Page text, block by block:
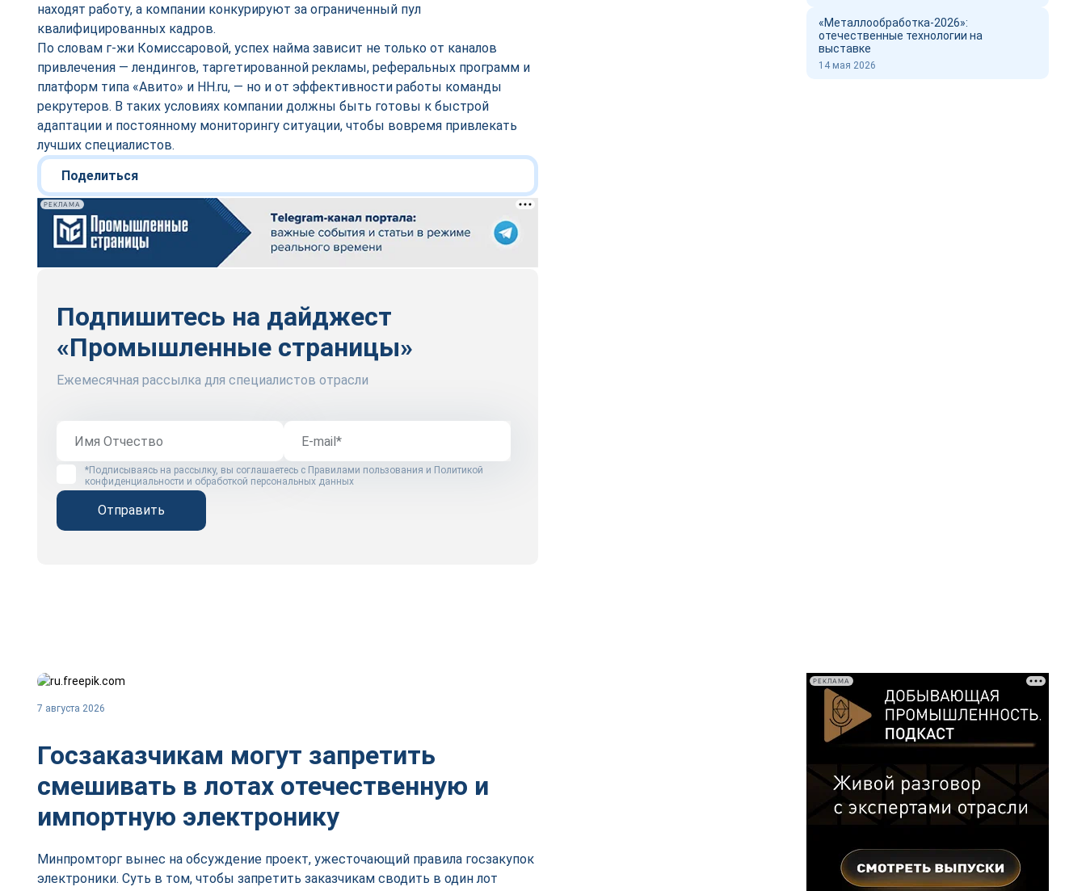
находят работу, а компании конкурируют за ограниченный пул
квалифицированных кадров.
По словам г-жи Комиссаровой, успех найма зависит не только от каналов
привлечения — лендингов, таргетированной рекламы, реферальных программ и
платформ типа «Авито» и НН.ru, — но и от эффективности работы команды
рекрутеров. В таких условиях компании должны быть готовы к быстрой
адаптации и постоянному мониторингу ситуации, чтобы вовремя привлекать
лучших специалистов.
Поделиться
РЕКЛАМА
Подпишитесь на дайджест
«Промышленные страницы»
Ежемесячная рассылка для специалистов отрасли
*Подписываясь на рассылку, вы соглашаетесь с Правилами пользования и Политикой
конфиденциальности и обработкой персональных данных
Отправить
«Металлообработка-2026»:
отечественные технологии на
выставке
14 мая 2026
7 августа 2026
Госзаказчикам могут запретить
смешивать в лотах отечественную и
импортную электронику
Минпромторг вынес на обсуждение проект, ужесточающий правила госзакупок
электроники. Суть в том, чтобы запретить заказчикам сводить в один лот
РЕКЛАМА